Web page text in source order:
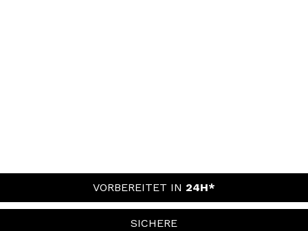
VORBEREITET IN 24H*
SICHERE